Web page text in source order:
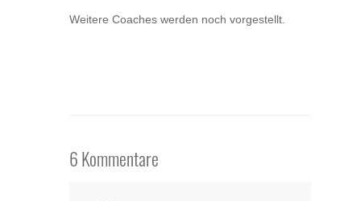
Weitere Coaches werden noch vorgestellt.
6 Kommentare